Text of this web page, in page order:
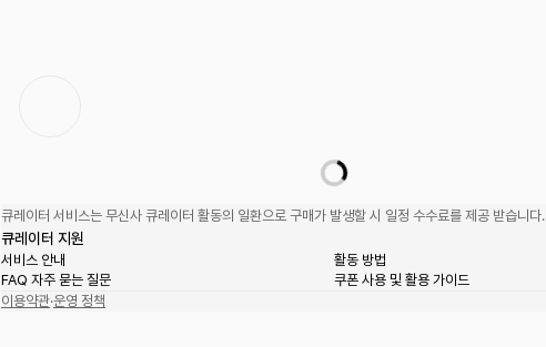
큐레이터 서비스는 무신사 큐레이터 활동의 일환으로 구매가 발생할 시 일정 수수료를 제공 받습니다.
큐레이터 지원
서비스 안내
활동 방법
FAQ 자주 묻는 질문
쿠폰 사용 및 활용 가이드
이용약관·운영 정책